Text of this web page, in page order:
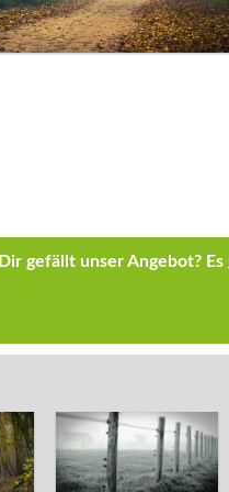
Dir gefällt unser Angebot?